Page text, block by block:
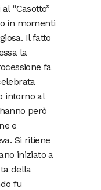
“Casotto”
in momenti
Il fatto
la
fa
intorno al
però
e
Si ritiene
iniziato a
della
fu